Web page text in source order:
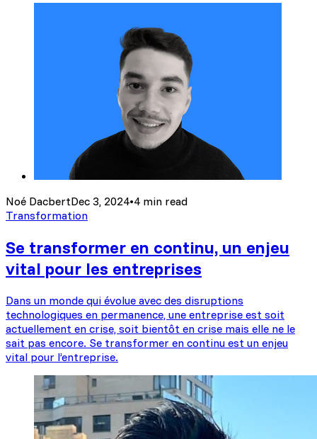
Noé DacbertDec 3, 2024•4 min read
Transformation
Se transformer en continu, un enjeu
vital pour les entreprises
Dans un monde qui évolue avec des disruptions
technologiques en permanence, une entreprise est soit
actuellement en crise, soit bientôt en crise mais elle ne le
sait pas encore. Se transformer en continu est un enjeu
vital pour l’entreprise.